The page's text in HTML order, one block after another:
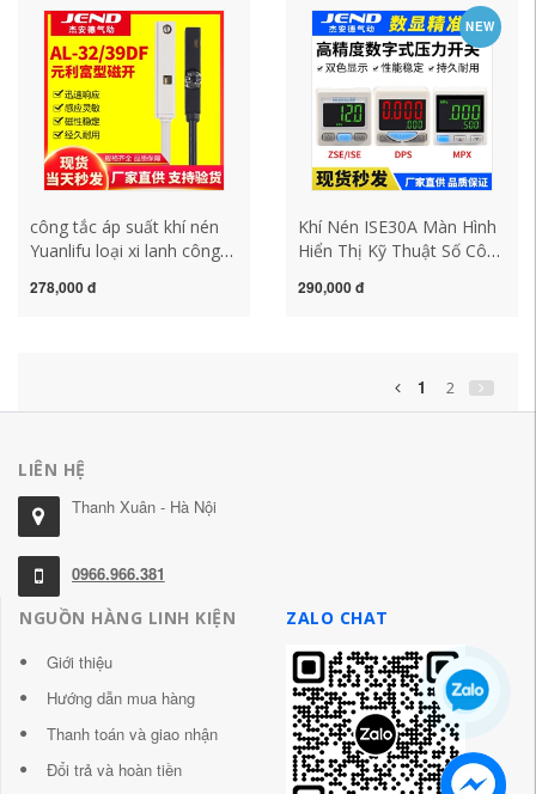
sơn không khí chính xác
công tắc hành trình khí
nén công tắc máy nén khí
hành trình khí nén
công tắc áp suất khí nén
Yuanlifu loại xi lanh công
chuyển đổi tiệm cận AL-
278,000 đ
NEW
Khí Nén ISE30A Màn Hình
Hiển Thị Kỹ Thuật Số Công
Chân Không ZSE30AF Âm
290,000 đ
1 2
LIÊN HỆ
Thanh Xuân - Hà Nội
0966.966.381
NGUỒN HÀNG LINH KIỆN
Giới thiệu
Hướng dẫn mua hàng
Thanh toán và giao nhận
Đổi trả và hoàn tiền
ZALO CHAT